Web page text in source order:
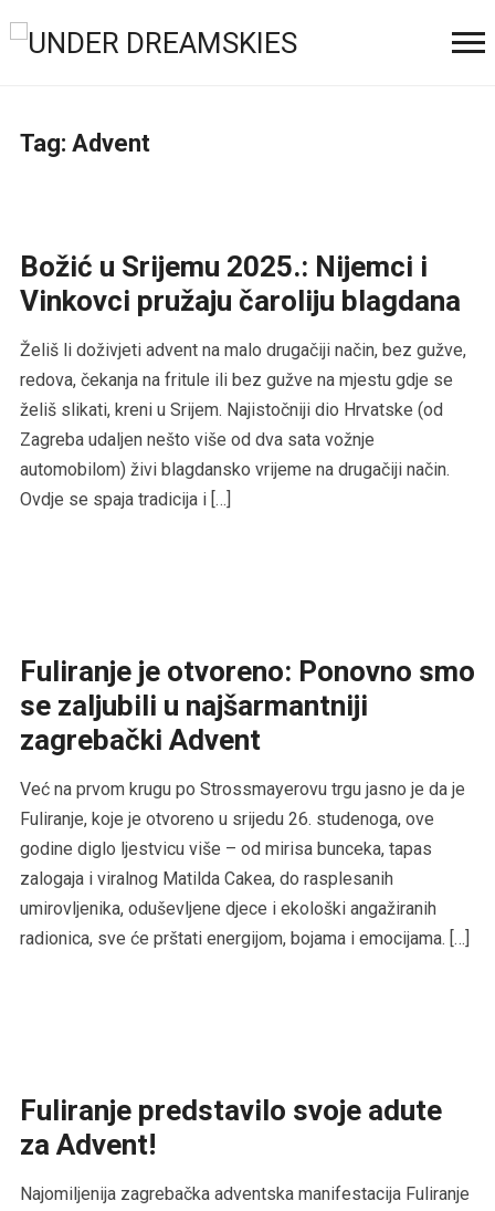
Tag: Advent
Božić u Srijemu 2025.: Nijemci i
Vinkovci pružaju čaroliju blagdana
Želiš li doživjeti advent na malo drugačiji način, bez gužve,
redova, čekanja na fritule ili bez gužve na mjestu gdje se
želiš slikati, kreni u Srijem. Najistočniji dio Hrvatske (od
Zagreba udaljen nešto više od dva sata vožnje
automobilom) živi blagdansko vrijeme na drugačiji način.
Ovdje se spaja tradicija i […]
Fuliranje je otvoreno: Ponovno smo
se zaljubili u najšarmantniji
zagrebački Advent
Već na prvom krugu po Strossmayerovu trgu jasno je da je
Fuliranje, koje je otvoreno u srijedu 26. studenoga, ove
godine diglo ljestvicu više – od mirisa bunceka, tapas
zalogaja i viralnog Matilda Cakea, do rasplesanih
umirovljenika, oduševljene djece i ekološki angažiranih
radionica, sve će prštati energijom, bojama i emocijama. […]
Fuliranje predstavilo svoje adute
za Advent!
Najomiljenija zagrebačka adventska manifestacija Fuliranje